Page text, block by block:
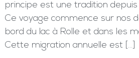
principe est une tradition
Ce voyage commence sur nos
bord du lac à Rolle et dans les
Cette migration annuelle est […]